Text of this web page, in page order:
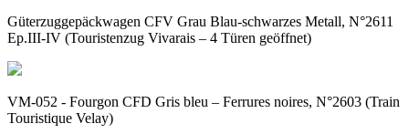
Güterzuggepäckwagen CFV Grau Blau-schwarzes Metall, N°2611
Ep.III-IV (Touristenzug Vivarais – 4 Türen geöffnet)
VM-052 - Fourgon CFD Gris bleu – Ferrures noires, N°2603 (Train
Touristique Velay)